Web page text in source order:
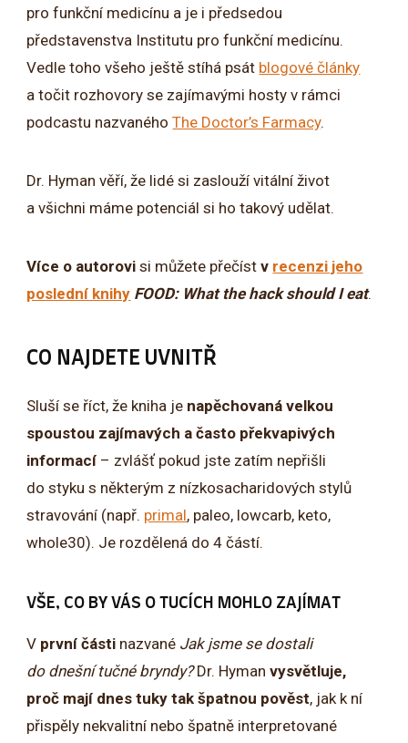
pro funkční medicínu a je i předsedou
představenstva Institutu pro funkční medicínu.
Vedle toho všeho ještě stíhá psát blogové články
a točit rozhovory se zajímavými hosty v rámci
podcastu nazvanéhoThe Doctor’s Farmacy.
Dr. Hyman věří, že lidé si zaslouží vitální život
a všichni máme potenciál si ho takový udělat.
Více o autorovi si můžete přečístv recenzi jeho
poslední knihy FOOD: What the hack should I eat.
CO NAJDETE UVNITŘ
Sluší se říct, že kniha je napěchovaná velkou
spoustou zajímavých a často překvapivých
informací – zvlášť pokud jste zatím nepřišli
do styku s některým z nízkosacharidových stylů
stravování (např. primal, paleo, lowcarb, keto,
whole30). Je rozdělená do 4 částí.
VŠE, CO BY VÁS O TUCÍCH MOHLO ZAJÍMAT
V první části nazvané Jak jsme se dostali
do dnešní tučné bryndy?Dr. Hyman vysvětluje,
proč mají dnes tuky tak špatnou pověst, jak k ní
přispěly nekvalitní nebo špatně interpretované